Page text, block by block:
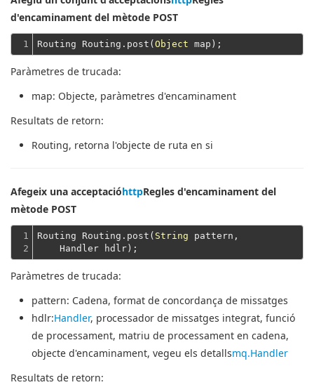
d'encaminament del mètode POST
1 Routing Routing.post( Object
Paràmetres de trucada:
map: Objecte, paràmetres d'encaminament
Resultats de retorn:
Routing, retorna l'objecte de ruta en si
Afegeix una acceptacióhttpRegles d'encaminament del
mètode POST
1
2
Routing Routing.post( String pattern,
    Handler hdlr);
Paràmetres de trucada:
pattern: Cadena, format de concordança de missatges
hdlr:Handler, processador de missatges integrat, funció
de processament, matriu de processament en cadena,
objecte d'encaminament, vegeu els detallsmq.Handler
Resultats de retorn: